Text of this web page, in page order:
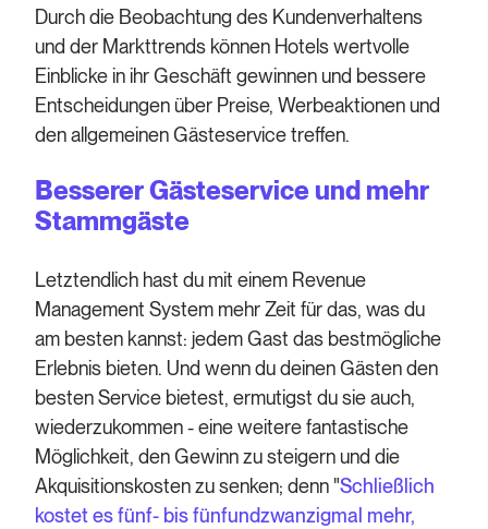
Durch die Beobachtung des Kundenverhaltens
und der Markttrends können Hotels wertvolle
Einblicke in ihr Geschäft gewinnen und bessere
Entscheidungen über Preise, Werbeaktionen und
den allgemeinen Gästeservice treffen.
Besserer Gästeservice und mehr
Stammgäste
Letztendlich hast du mit einem Revenue
Management System mehr Zeit für das, was du
am besten kannst: jedem Gast das bestmögliche
Erlebnis bieten. Und wenn du deinen Gästen den
besten Service bietest, ermutigst du sie auch,
wiederzukommen - eine weitere fantastische
Möglichkeit, den Gewinn zu steigern und die
Akquisitionskosten zu senken; denn "Schließlich
kostet es fünf- bis fünfundzwanzigmal mehr,